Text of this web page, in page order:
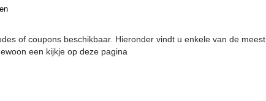
of coupons beschikbaar. Hieronder vindt u enkele van de
een kijkje op deze pagina